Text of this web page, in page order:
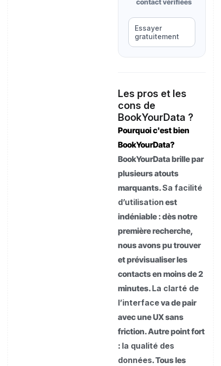
contact vérifiées
Essayer
gratuitement
Les pros et les
cons de
BookYourData ?
Pourquoi c'est bien
BookYourData?
BookYourData brille par
plusieurs atouts
marquants.Sa facilité
d’utilisation est
indéniable : dès notre
première recherche,
nous avons pu trouver
et prévisualiser les
contacts en moins de 2
minutes. La clarté de
l’interfaceva de pair
avec une UX sans
friction. Autre point fort
: la qualité des
données. Tous les